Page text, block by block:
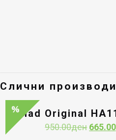
Слични производи
Had Original
950.00ден 665.00